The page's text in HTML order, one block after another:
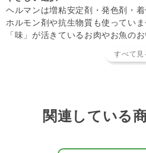
ヘルマンは増粘安定剤・発色剤・
ホルモン剤や抗生物質も使ってい
「味」が活きているお肉やお魚の
リアしたビオフード*。ドイツの犬
ごちそうを、あなたのパートナー
関連している